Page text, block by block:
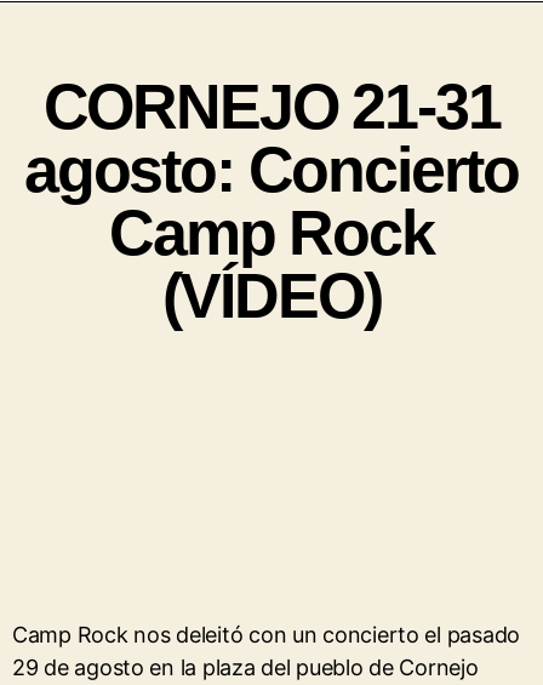
CORNEJO 21-31
agosto: Concierto
Camp Rock
(VÍDEO)
Camp Rock nos deleitó con un concierto el pasado
29 de agosto en la plaza del pueblo de Cornejo